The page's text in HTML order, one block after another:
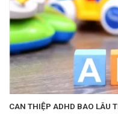
CAN THIỆP ADHD BAO LÂU